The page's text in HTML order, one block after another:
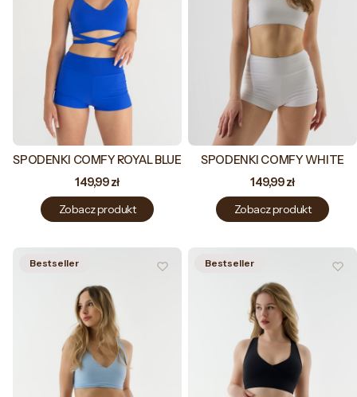
SPODENKI COMFY ROYAL BLUE
Cena
149,99 zł
Zobacz produkt
SPODENKI COMFY WHITE
Cena
149,99 zł
Zobacz produkt
Bestseller Bestseller